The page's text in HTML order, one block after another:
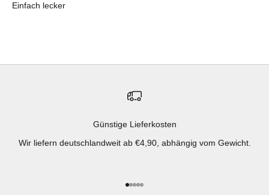
Einfach lecker
Günstige Lieferkosten
Wir liefern deutschlandweit ab €4,90, abhängig vom Gewicht.
Gehe zu Element 1
Gehe zu Element 2
Gehe zu Element 3
Gehe zu Element 4
Gehe zu Element 5